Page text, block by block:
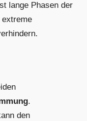
lange Phasen der
extreme
.
den